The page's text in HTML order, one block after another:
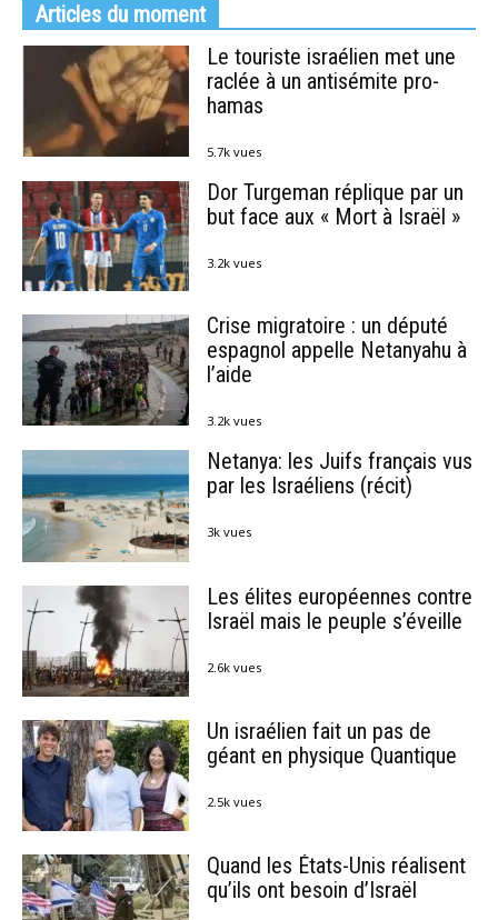
Articles du moment
Le touriste israélien met une
raclée à un antisémite pro-
hamas
5.7k vues
Dor Turgeman réplique par un
but face aux « Mort à Israël »
3.2k vues
Crise migratoire : un député
espagnol appelle Netanyahu à
l’aide
3.2k vues
Netanya: les Juifs français vus
par les Israéliens (récit)
3k vues
Les élites européennes contre
Israël mais le peuple s’éveille
2.6k vues
Un israélien fait un pas de
géant en physique Quantique
2.5k vues
Quand les États-Unis réalisent
qu’ils ont besoin d’Israël